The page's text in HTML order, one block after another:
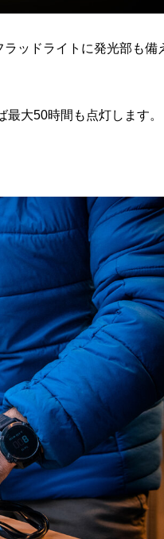
ッドライトに発光部も備
大50時間も点灯します。